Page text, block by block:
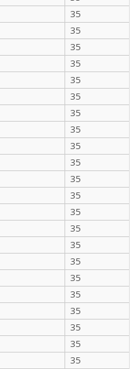
35
35
35
35
35
35
35
35
35
35
35
35
35
35
35
35
35
35
35
35
35
35